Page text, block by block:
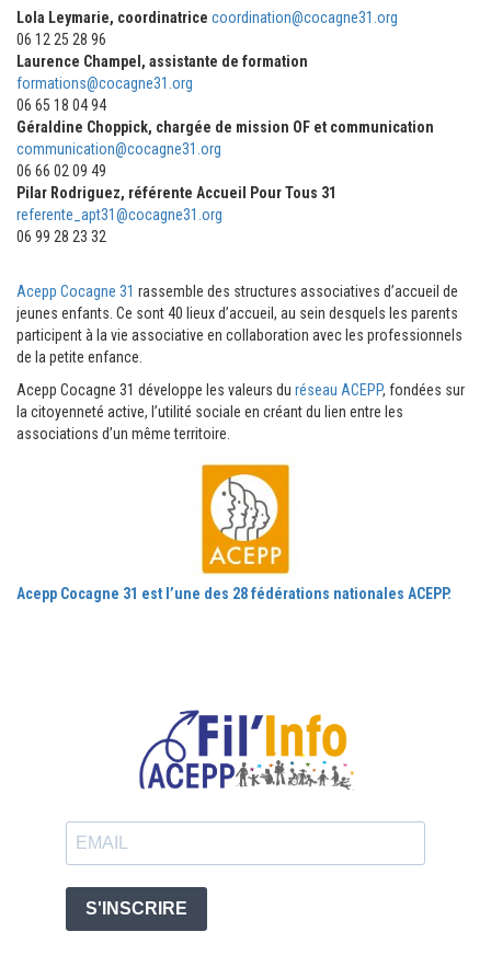
Lola Leymarie, coordinatrice coordination@cocagne31.org
06 12 25 28 96
Laurence Champel, assistante de formation
formations@cocagne31.org
06 65 18 04 94
Géraldine Choppick, chargée de mission OF et communication
communication@cocagne31.org
06 66 02 09 49
Pilar Rodriguez, référente Accueil Pour Tous 31
referente_apt31@cocagne31.org
06 99 28 23 32
Acepp Cocagne 31 rassemble des structures associatives d’accueil de
jeunes enfants. Ce sont 40 lieux d’accueil, au sein desquels les parents
participent à la vie associative en collaboration avec les professionnels
de la petite enfance.
Acepp Cocagne 31 développe les valeurs du réseau ACEPP, fondées sur
la citoyenneté active, l’utilité sociale en créant du lien entre les
associations d’un même territoire.
Acepp Cocagne 31 est l’une des 28 fédérations nationales ACEPP.